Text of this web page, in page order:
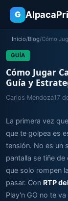
G
Inicio/Blog/Cómo
GUÍA
Cómo Jugar
Guía y
Carlos Mendoza17
La primera vez
que te golpea es
tensión. No es un
pantalla se tiñe
que solo rompen
pasar. Con RTP
Play'n GO no te